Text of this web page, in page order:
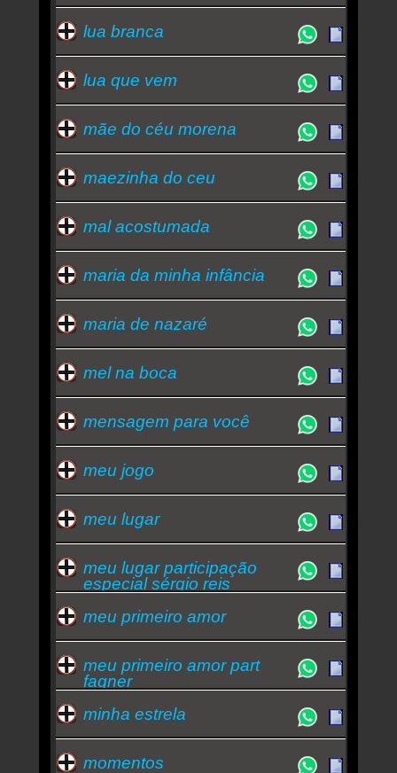
lua branca
lua que vem
mãe do céu morena
maezinha do ceu
mal acostumada
maria da minha infância
maria de nazaré
mel na boca
mensagem para você
meu jogo
meu lugar
meu lugar participação
especial sérgio reis
meu primeiro amor
meu primeiro amor part
fagner
minha estrela
momentos